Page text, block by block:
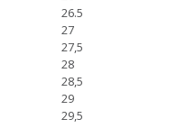
26.5
27
27,5
28
28,5
29
29,5